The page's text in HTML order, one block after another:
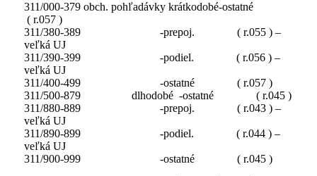
311/000-379 obch. pohľadávky krátkodobé-ostatné
( r.057 )
311/380-389 -prepoj. ( r.055 ) –
veľká UJ
311/390-399 -podiel. ( r.056 ) –
veľká UJ
311/400-499 -ostatné ( r.057 )
311/500-879 dlhodobé -ostatné ( r.045 )
311/880-889 -prepoj. ( r.043 ) –
veľká UJ
311/890-899 -podiel. ( r.044 ) –
veľká UJ
311/900-999 -ostatné ( r.045 )